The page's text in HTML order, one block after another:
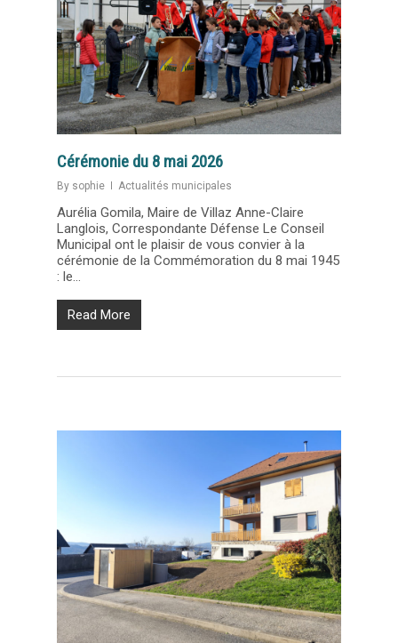
Cérémonie du 8 mai 2026
By sophie Actualités municipales
Aurélia Gomila, Maire de Villaz Anne-Claire
Langlois, Correspondante Défense Le Conseil
Municipal ont le plaisir de vous convier à la
cérémonie de la Commémoration du 8 mai 1945
: le...
Read More